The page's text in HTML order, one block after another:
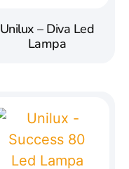
Unilux – Diva Led
Lampa